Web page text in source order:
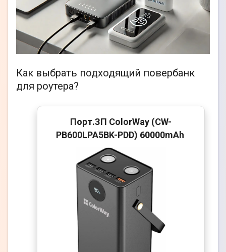
Как выбрать подходящий повербанк
для роутера?
Порт.ЗП ColorWay (CW-
PB600LPA5BK-PDD) 60000mAh